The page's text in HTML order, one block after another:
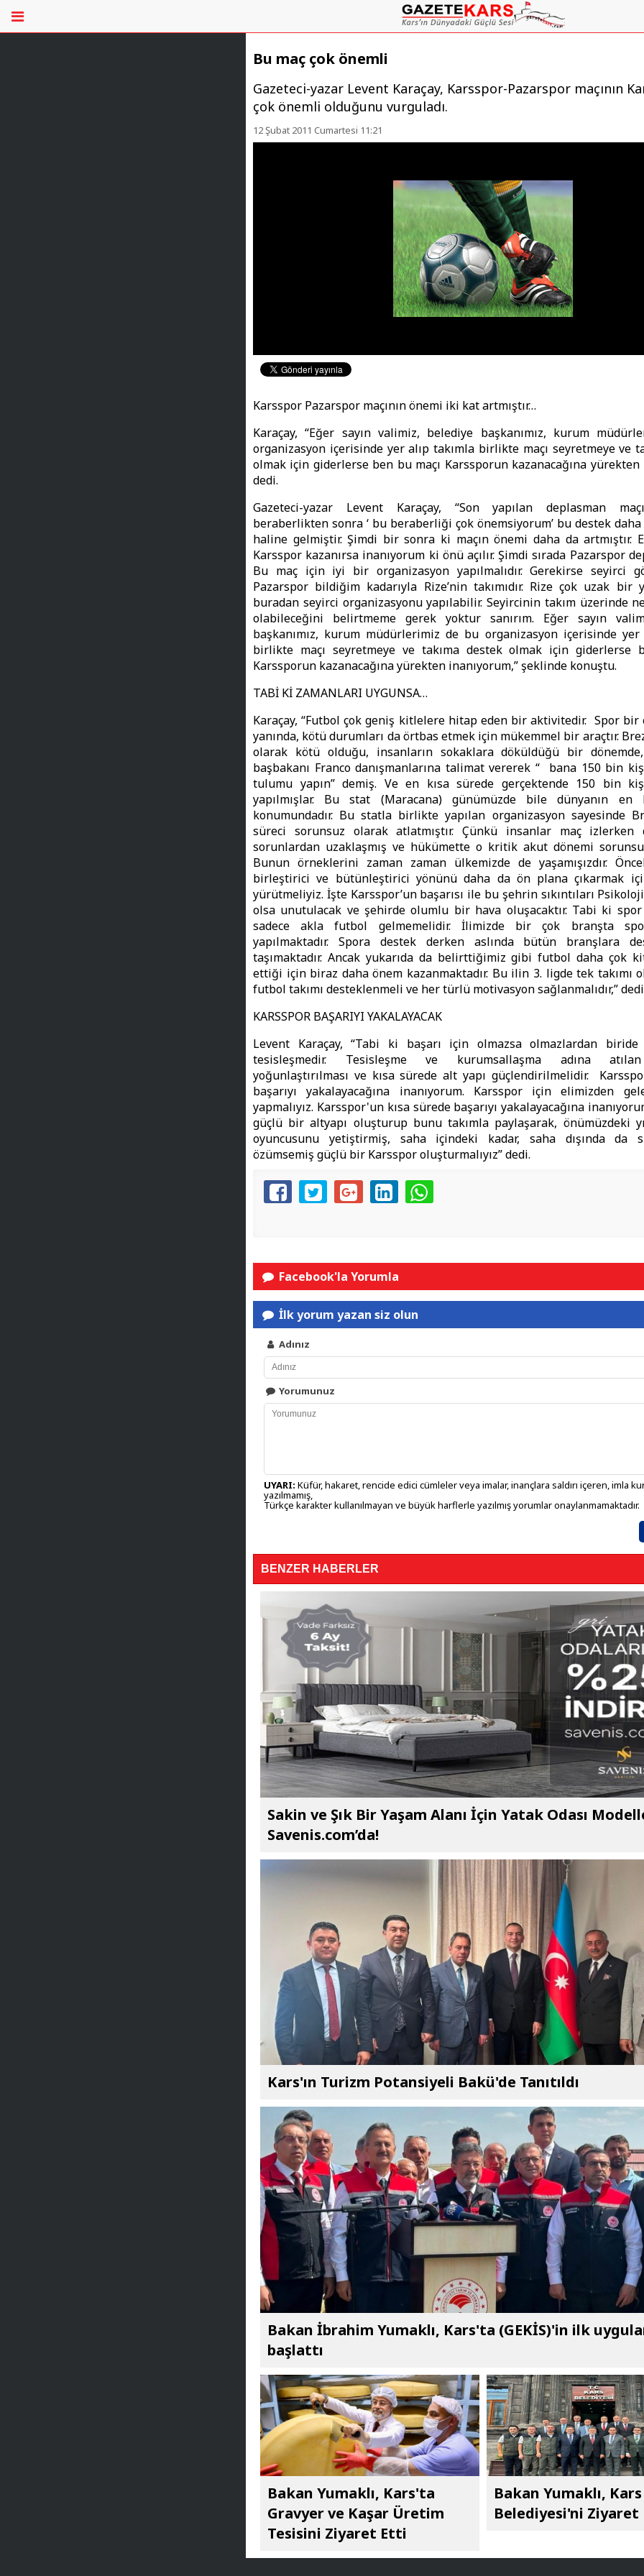
Bu maç çok önemli
Gazeteci-yazar Levent Karaçay, Karsspor-Pazarspor maçının
çok önemli olduğunu vurguladı.
12 Şubat 2011 Cumartesi 11:21
Karsspor Pazarspor maçının önemi iki kat artmıştır…
Karaçay, “Eğer sayın valimiz, belediye başkanımız, kurum
organizasyon içerisinde yer alıp takımla birlikte maçı seyretmeye ve
olmak için giderlerse ben bu maçı Karssporun kazanacağına yürekten
dedi.
Gazeteci-yazar Levent Karaçay, “Son yapılan deplasman
beraberlikten sonra ‘ bu beraberliği çok önemsiyorum’ bu destek
haline gelmiştir. Şimdi bir sonra ki maçın önemi daha da artmıştır.
Karsspor kazanırsa inanıyorum ki önü açılır. Şimdi sırada Pazarspor
Bu maç için iyi bir organizasyon yapılmalıdır. Gerekirse seyirci
Pazarspor bildiğim kadarıyla Rize’nin takımıdır. Rize çok uzak bir
buradan seyirci organizasyonu yapılabilir. Seyircinin takım üzerinde
olabileceğini belirtmeme gerek yoktur sanırım. Eğer sayın
başkanımız, kurum müdürlerimiz de bu organizasyon içerisinde yer
birlikte maçı seyretmeye ve takıma destek olmak için giderlerse
Karssporun kazanacağına yürekten inanıyorum,” şeklinde konuştu.
TABİ Kİ ZAMANLARI UYGUNSA…
Karaçay, “Futbol çok geniş kitlelere hitap eden bir aktivitedir. Spor
yanında, kötü durumları da örtbas etmek için mükemmel bir araçtır.
olarak kötü olduğu, insanların sokaklara döküldüğü bir
başbakanı Franco danışmanlarına talimat vererek “ bana 150 bin
tulumu yapın” demiş. Ve en kısa sürede gerçektende 150 bin
yapılmışlar. Bu stat (Maracana) günümüzde bile dünyanın en
konumundadır. Bu statla birlikte yapılan organizasyon sayesinde
süreci sorunsuz olarak atlatmıştır. Çünkü insanlar maç
sorunlardan uzaklaşmış ve hükümette o kritik akut dönemi
Bunun örneklerini zaman zaman ülkemizde de yaşamışızdır.
birleştirici ve bütünleştirici yönünü daha da ön plana çıkarmak
yürütmeliyiz. İşte Karsspor’un başarısı ile bu şehrin sıkıntıları
olsa unutulacak ve şehirde olumlu bir hava oluşacaktır. Tabi ki
sadece akla futbol gelmemelidir. İlimizde bir çok branşta
yapılmaktadır. Spora destek derken aslında bütün branşlara
taşımaktadır. Ancak yukarıda da belirttiğimiz gibi futbol daha çok
ettiği için biraz daha önem kazanmaktadır. Bu ilin 3. ligde tek takımı
futbol takımı desteklenmeli ve her türlü motivasyon sağlanmalıdır,”
KARSSPOR BAŞARIYI YAKALAYACAK
Levent Karaçay, “Tabi ki başarı için olmazsa olmazlardan
tesisleşmedir. Tesisleşme ve kurumsallaşma adına atılan
yoğunlaştırılması ve kısa sürede alt yapı güçlendirilmelidir.
başarıyı yakalayacağına inanıyorum. Karsspor için elimizden
yapmalıyız. Karsspor'un kısa sürede başarıyı yakalayacağına
güçlü bir altyapı oluşturup bunu takımla paylaşarak, önümüzdeki
oyuncusunu yetiştirmiş, saha içindeki kadar, saha dışında da
özümsemiş güçlü bir Karsspor oluşturmalıyız” dedi.
Facebook'la Yorumla
İlk yorum yazan siz olun
Adınız
Yorumunuz
UYARI: Küfür, hakaret, rencide edici cümleler veya imalar, inançlara saldırı içeren, imla
yazılmamış,
Türkçe karakter kullanılmayan ve büyük harflerle yazılmış yorumlar onaylanmamaktadır.
BENZER HABERLER
Sakin ve Şık Bir Yaşam Alanı İçin Yatak Odası
Savenis.com’da!
Kars'ın Turizm Potansiyeli Bakü'de Tanıtıldı
Bakan İbrahim Yumaklı, Kars'ta (GEKİS)'in ilk
başlattı
Bakan Yumaklı, Kars'ta
Gravyer ve Kaşar Üretim
Tesisini Ziyaret Etti
Bakan Yumaklı, Kars
Belediyesi'ni